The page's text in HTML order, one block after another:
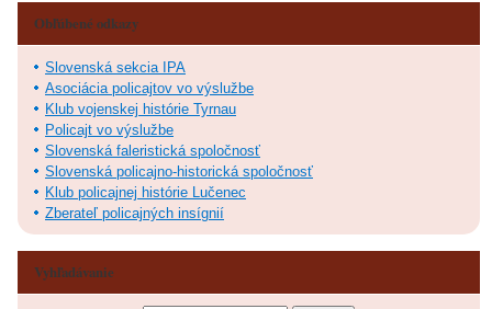
Obľúbené odkazy
Slovenská sekcia IPA
Asociácia policajtov vo výslužbe
Klub vojenskej histórie Tyrnau
Policajt vo výslužbe
Slovenská faleristická spoločnosť
Slovenská policajno-historická spoločnosť
Klub policajnej histórie Lučenec
Zberateľ policajných insígnií
Vyhľadávanie